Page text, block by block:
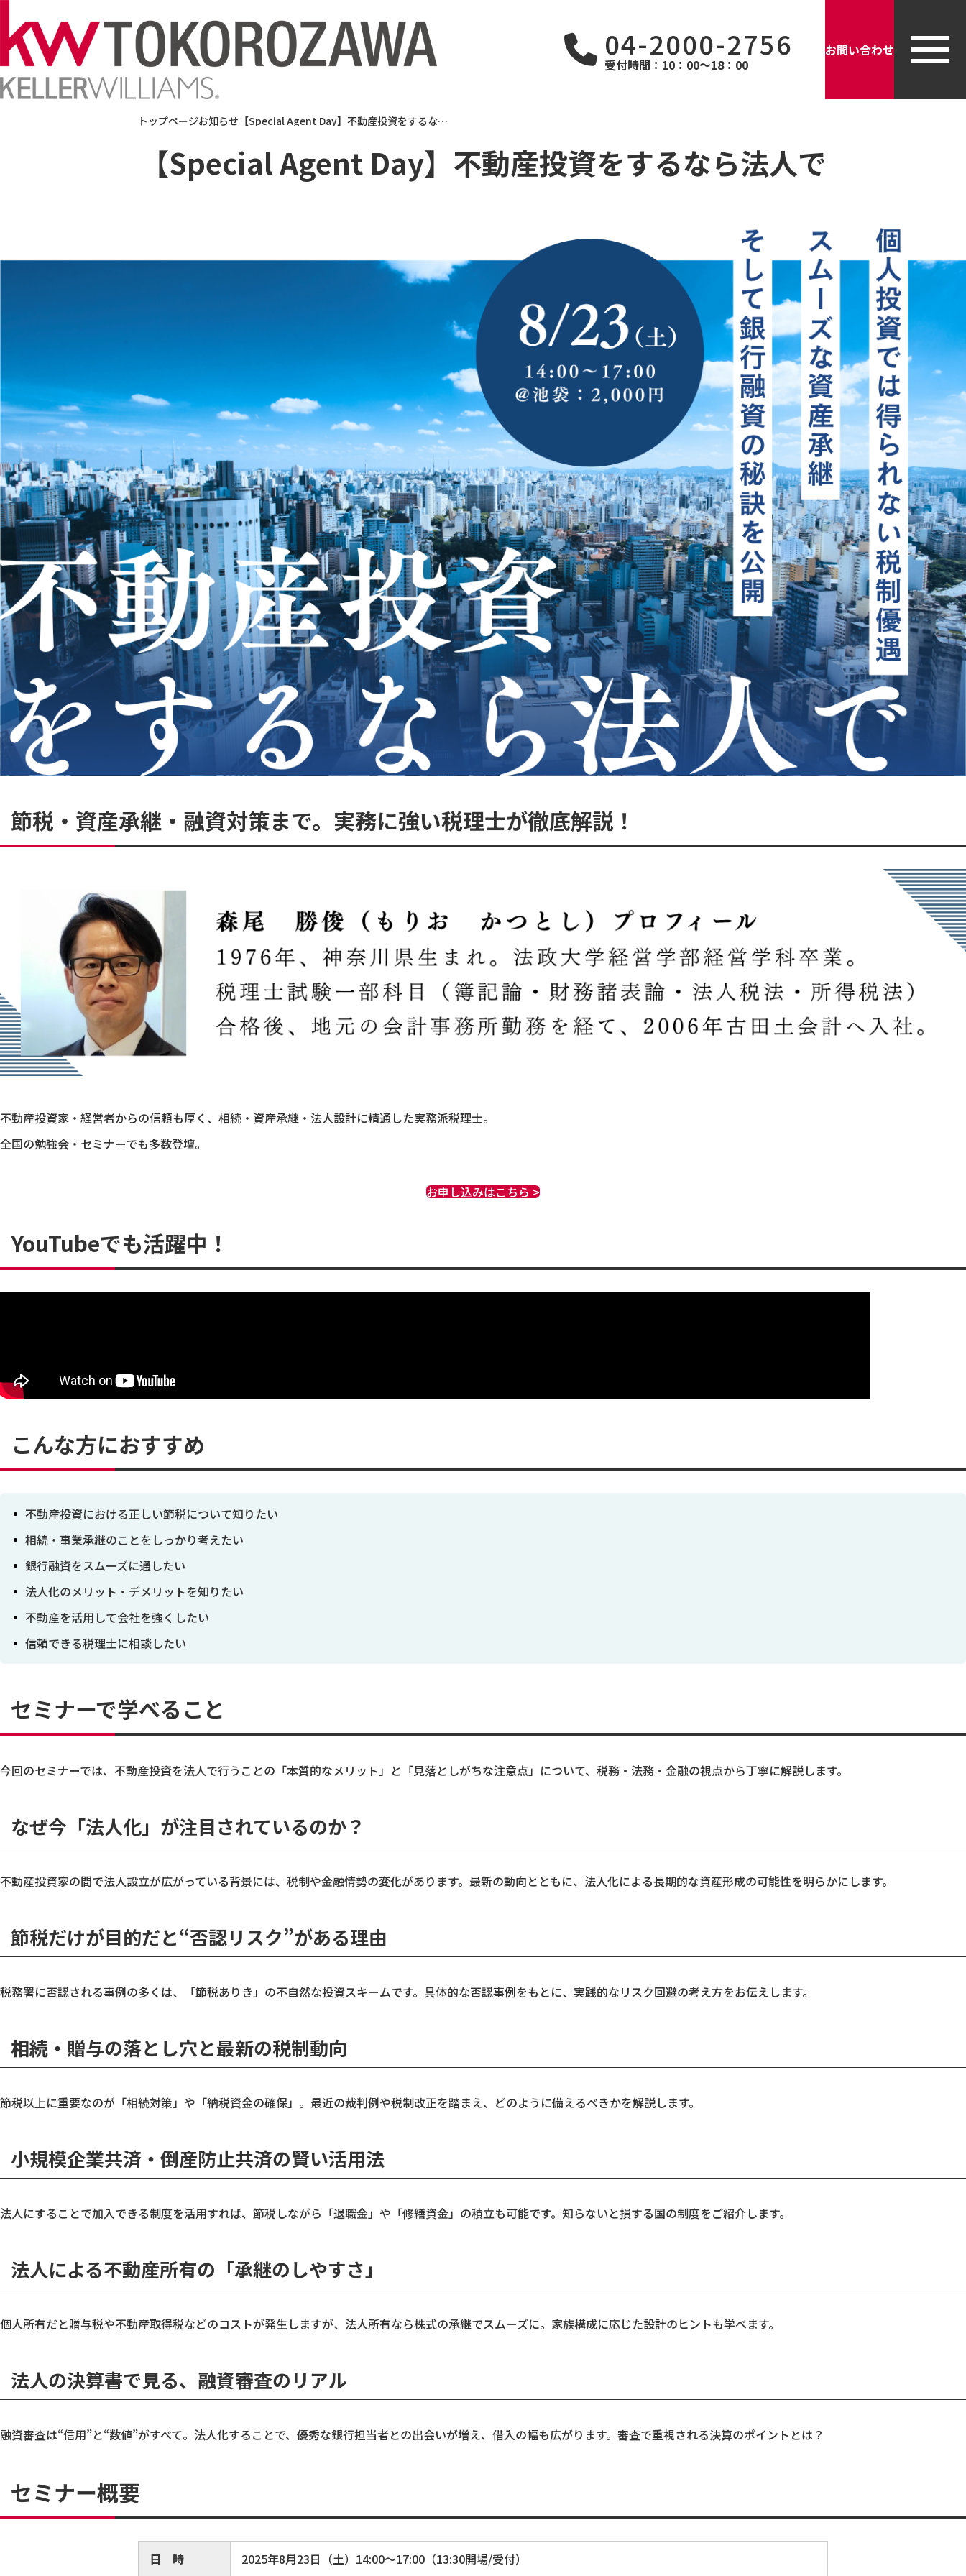
04-2000-2756
受付時間：10：00〜18：00
お問い合わせ
トップページお知らせ 【Special Agent Day】不動産投資をするなら
【Special Agent Day】不動産投資をするなら法人で
節税・資産承継・融資対策まで。実務に強い税理士が徹底解説！
不動産投資家・経営者からの信頼も厚く、相続・資産承継・法人設計に精通した実務派税理士。
全国の勉強会・セミナーでも多数登壇。
お申し込みはこちら >
YouTubeでも活躍中！
こんな方におすすめ
不動産投資における正しい節税について知りたい
相続・事業承継のことをしっかり考えたい
銀行融資をスムーズに通したい
法人化のメリット・デメリットを知りたい
不動産を活用して会社を強くしたい
信頼できる税理士に相談したい
セミナーで学べること
今回のセミナーでは、不動産投資を法人で行うことの「本質的なメリット」と「見落としがちな注意点」について、税務・法務・金融の視点から丁寧に解説します。
なぜ今「法人化」が注目されているのか？
不動産投資家の間で法人設立が広がっている背景には、税制や金融情勢の変化があります。最新の動向とともに、法人化による長期的な資産形成の可能性を明らかにします。
節税だけが目的だと“否認リスク”がある理由
税務署に否認される事例の多くは、「節税ありき」の不自然な投資スキームです。具体的な否認事例をもとに、実践的なリスク回避の考え方をお伝えします。
相続・贈与の落とし穴と最新の税制動向
節税以上に重要なのが「相続対策」や「納税資金の確保」。最近の裁判例や税制改正を踏まえ、どのように備えるべきかを解説します。
小規模企業共済・倒産防止共済の賢い活用法
法人にすることで加入できる制度を活用すれば、節税しながら「退職金」や「修繕資金」の積立も可能です。知らないと損する国の制度をご紹介します。
法人による不動産所有の「承継のしやすさ」
個人所有だと贈与税や不動産取得税などのコストが発生しますが、法人所有なら株式の承継でスムーズに。家族構成に応じた設計のヒントも学べます。
法人の決算書で見る、融資審査のリアル
融資審査は“信用”と“数値”がすべて。法人化することで、優秀な銀行担当者との出会いが増え、借入の幅も広がります。審査で重視される決算のポイントとは？
セミナー概要
日 時 2025年8月23日（土）14:00〜17:00（13:30開場/受付）